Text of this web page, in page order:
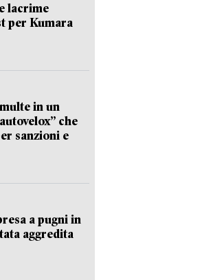
lacrime
per Kumara
in un
che
sanzioni e
a pugni in
aggredita